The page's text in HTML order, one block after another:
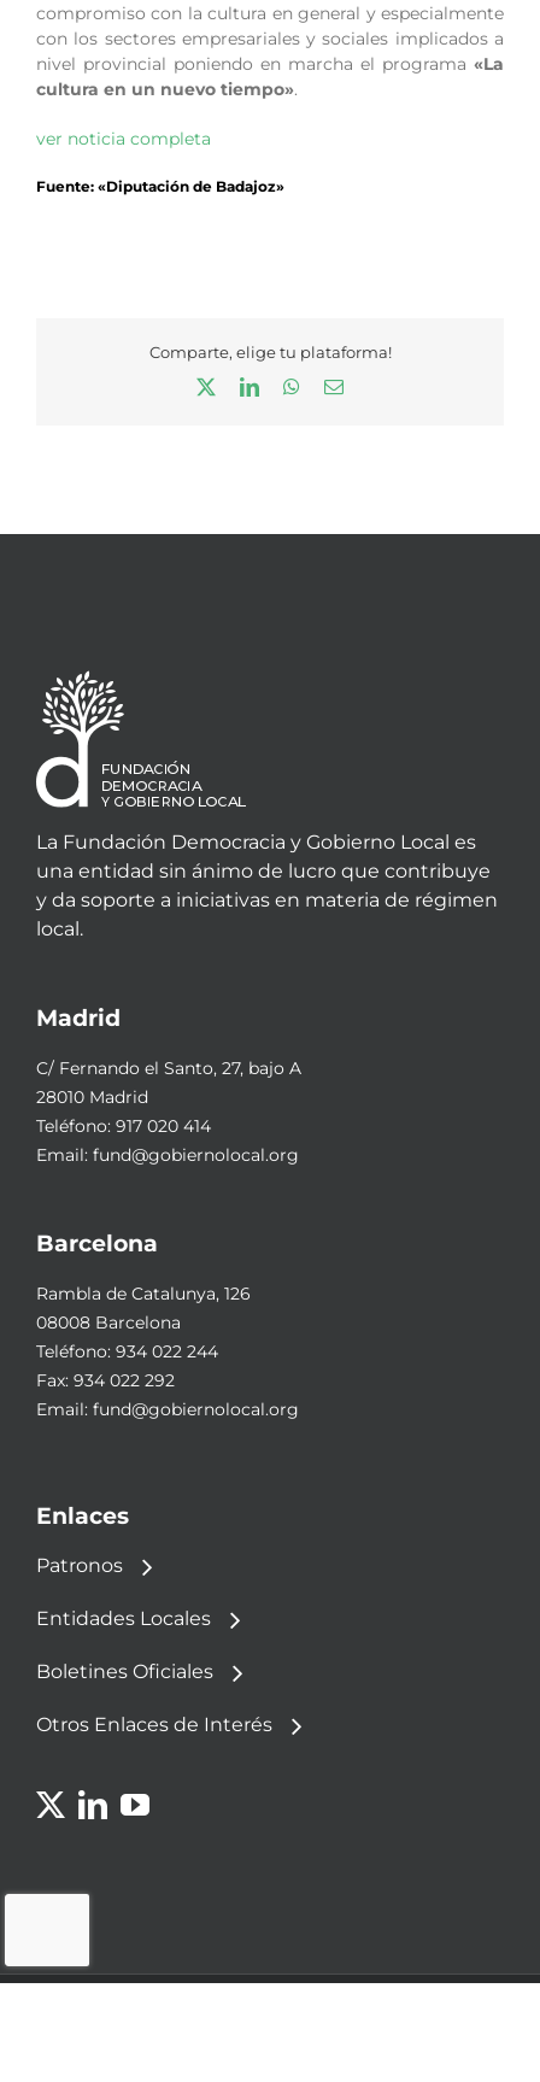
compromiso con la cultura en general y especialmente
con los sectores empresariales y sociales implicados a
nivel provincial poniendo en marcha el programa «La
cultura en un nuevo tiempo».
ver noticia completa
Fuente: «Diputación de Badajoz»
Comparte, elige tu plataforma!
LinkedInWhatsApp
Correo
La Fundación Democracia y Gobierno Local es
una entidad sin ánimo de lucro que contribuye
y da soporte a iniciativas en materia de régimen
local.
Madrid
C/ Fernando el Santo, 27, bajo A
28010 Madrid
Teléfono: 917 020 414
Email: fund@gobiernolocal.org
Barcelona
Rambla de Catalunya, 126
08008 Barcelona
Teléfono: 934 022 244
Fax: 934 022 292
Email: fund@gobiernolocal.org
Enlaces
Patronos
Entidades Locales
Boletines Oficiales
Otros Enlaces de Interés